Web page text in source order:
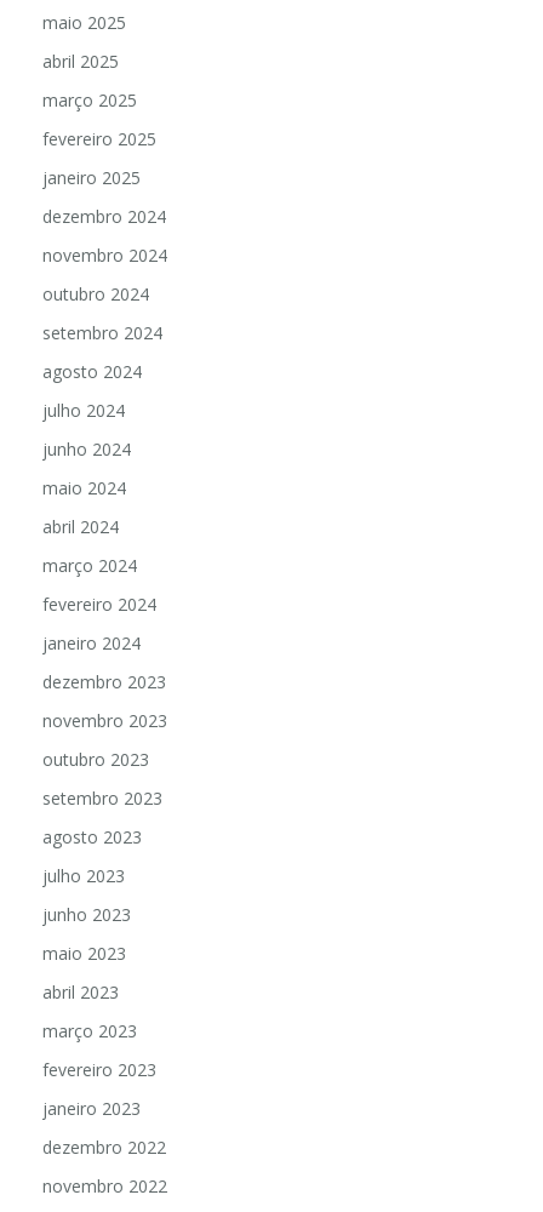
maio 2025
abril 2025
março 2025
fevereiro 2025
janeiro 2025
dezembro 2024
novembro 2024
outubro 2024
setembro 2024
agosto 2024
julho 2024
junho 2024
maio 2024
abril 2024
março 2024
fevereiro 2024
janeiro 2024
dezembro 2023
novembro 2023
outubro 2023
setembro 2023
agosto 2023
julho 2023
junho 2023
maio 2023
abril 2023
março 2023
fevereiro 2023
janeiro 2023
dezembro 2022
novembro 2022